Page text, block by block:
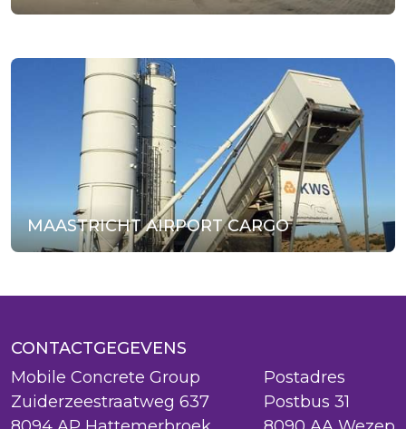
MAASTRICHT AIRPORT CARGO
CONTACTGEGEVENS
Mobile Concrete Group
Zuiderzeestraatweg 637
Postadres
Postbus 31